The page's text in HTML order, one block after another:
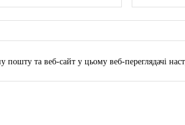
пошту та веб-сайт у цьому веб-переглядачі